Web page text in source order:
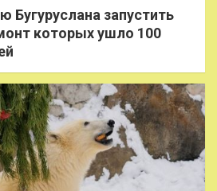
Бугуруслана запустить
которых ушло 100